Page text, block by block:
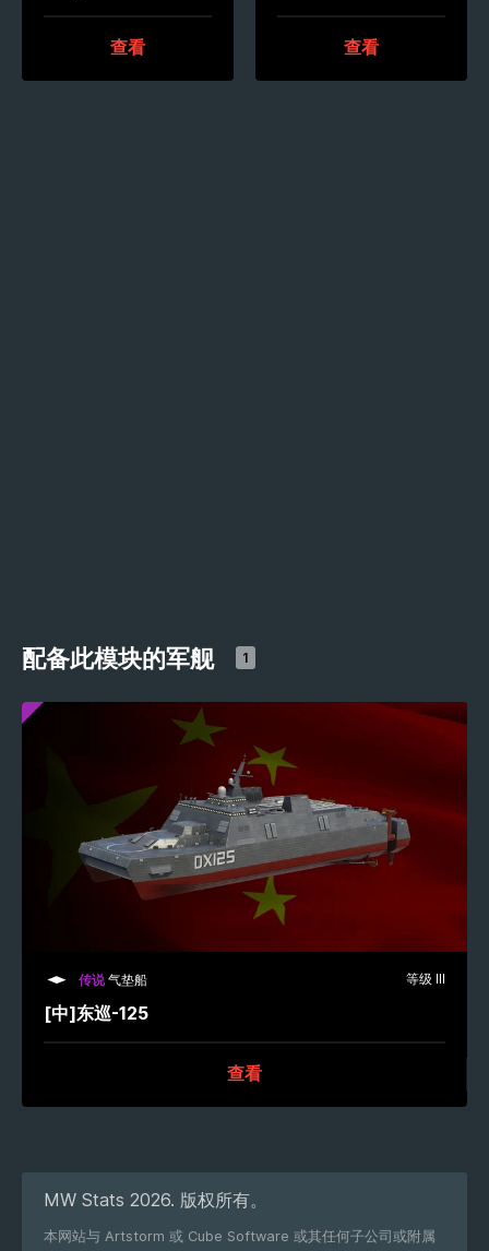
查看 查看
配备此模块的军舰 1
传说 气垫船 等级 III
[中]东巡-125
查看
MW Stats 2026. 版权所有。
本网站与 Artstorm 或 Cube Software 或其任何子公司或附属